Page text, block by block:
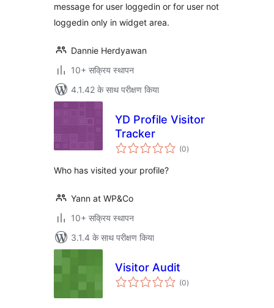
message for user loggedin or for user not
loggedin only in widget area.
Dannie Herdyawan
10+ सक्रिय स्थापन
4.1.42 के साथ परीक्षण किया
YD Profile Visitor
Tracker
(0कुल
दर)
Who has visited your profile?
Yann at WP&Co
10+ सक्रिय स्थापन
3.1.4 के साथ परीक्षण किया
Visitor Audit
(0कुल
दर)